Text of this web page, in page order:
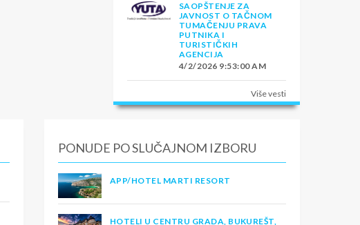
SAOPŠTENJE ZA
JAVNOST O TAČNOM
TUMAČENJU PRAVA
PUTNIKA I
TURISTIČKIH
AGENCIJA
4/2/2026 9:53:00 AM
Više vesti
PONUDE PO SLUČAJNOM IZBORU
APP/HOTEL MARTI RESORT
HOTELI U CENTRU GRADA, BUKUREŠT,